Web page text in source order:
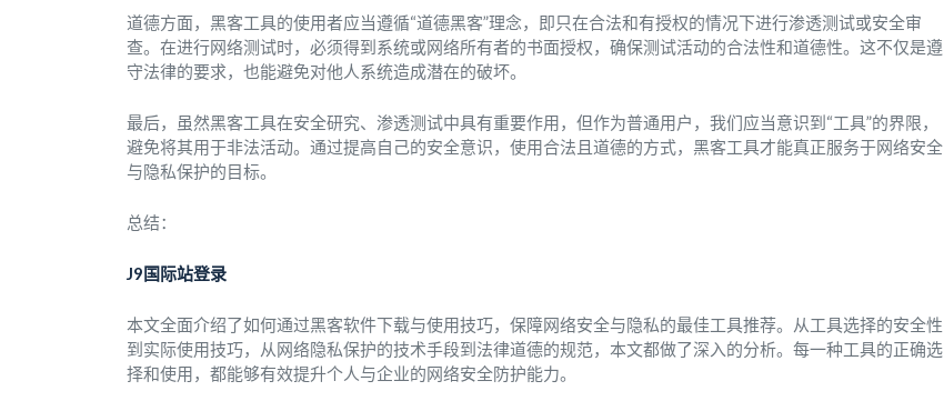
道德方面，黑客工具的使用者应当遵循“道德黑客”理念，即只在合法和有授权的情况下进行渗透测试或安全审
查。在进行网络测试时，必须得到系统或网络所有者的书面授权，确保测试活动的合法性和道德性。这不仅是遵
守法律的要求，也能避免对他人系统造成潜在的破坏。
最后，虽然黑客工具在安全研究、渗透测试中具有重要作用，但作为普通用户，我们应当意识到“工具”的界限，
避免将其用于非法活动。通过提高自己的安全意识，使用合法且道德的方式，黑客工具才能真正服务于网络安全
与隐私保护的目标。
总结：
J9国际站登录
本文全面介绍了如何通过黑客软件下载与使用技巧，保障网络安全与隐私的最佳工具推荐。从工具选择的安全性
到实际使用技巧，从网络隐私保护的技术手段到法律道德的规范，本文都做了深入的分析。每一种工具的正确选
择和使用，都能够有效提升个人与企业的网络安全防护能力。